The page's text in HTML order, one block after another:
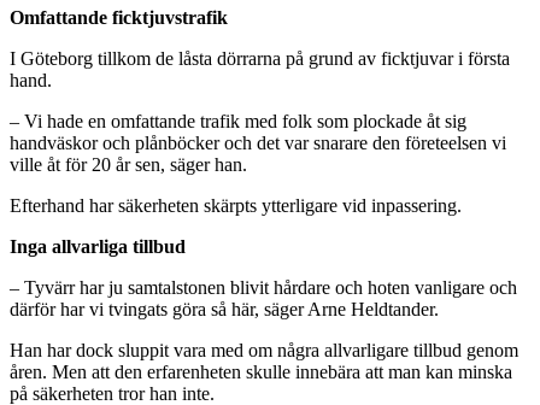
Omfattande ficktjuvstrafik
I Göteborg tillkom de låsta dörrarna på grund av ficktjuvar i första
hand.
– Vi hade en omfattande trafik med folk som plockade åt sig
handväskor och plånböcker och det var snarare den företeelsen vi
ville åt för 20 år sen, säger han.
Efterhand har säkerheten skärpts ytterligare vid inpassering.
Inga allvarliga tillbud
– Tyvärr har ju samtalstonen blivit hårdare och hoten vanligare och
därför har vi tvingats göra så här, säger Arne Heldtander.
Han har dock sluppit vara med om några allvarligare tillbud genom
åren. Men att den erfarenheten skulle innebära att man kan minska
på säkerheten tror han inte.